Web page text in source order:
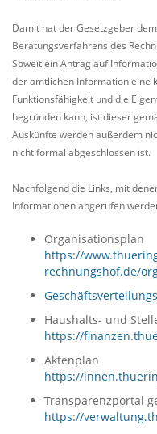
Damit hat der Gesetzgeber
Beratungsverfahrens des
Soweit ein Antrag auf
der amtlichen Information eine
Funktionsfähigkeit und die
begründen kann, ist dieser
Auskünfte werden außerdem
nicht formal abgeschlossen ist.
Nachfolgend die Links, mit
Informationen abgerufen
Organisationsplan
https://
rechnungshof.de/
Haushalts- und
https://
Aktenplan
https://
Transparenzportal
https://